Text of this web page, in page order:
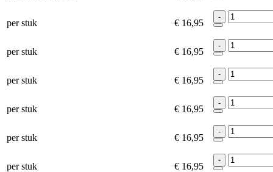
per stuk € 16,95
-
per stuk € 16,95
-
per stuk € 16,95
-
per stuk € 16,95
-
per stuk € 16,95
-
per stuk € 16,95
-